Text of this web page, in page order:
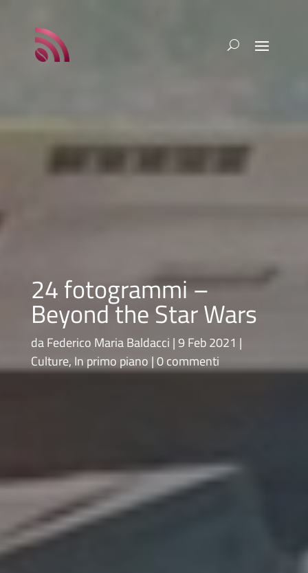
24 fotogrammi –
Beyond the Star Wars
daFederico Maria Baldacci 9 Feb 2021
Culture, In primo piano 0 commenti